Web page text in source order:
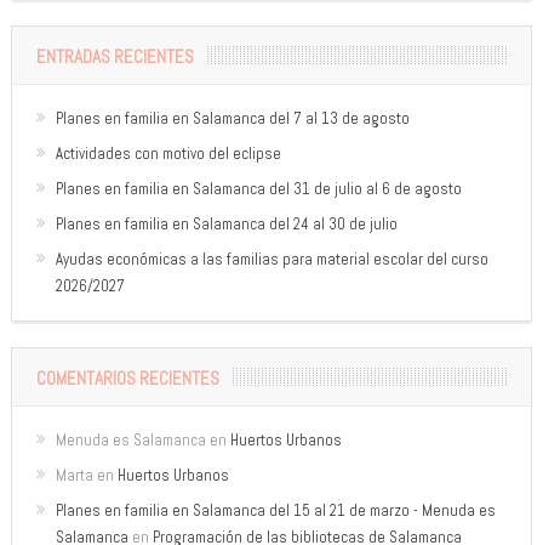
ENTRADAS RECIENTES
Planes en familia en Salamanca del 7 al 13 de agosto
Actividades con motivo del eclipse
Planes en familia en Salamanca del 31 de julio al 6 de agosto
Planes en familia en Salamanca del 24 al 30 de julio
Ayudas económicas a las familias para material escolar del curso
2026/2027
COMENTARIOS RECIENTES
Menuda es Salamanca en Huertos Urbanos
Marta en Huertos Urbanos
Planes en familia en Salamanca del 15 al 21 de marzo - Menuda es
Salamanca en Programación de las bibliotecas de Salamanca